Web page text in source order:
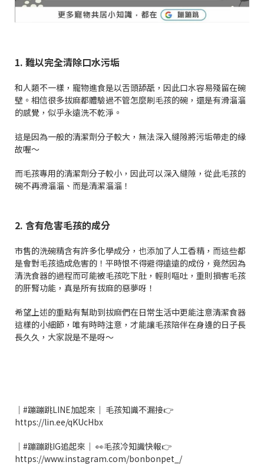
1. 難以完全清除口水污垢
和人類不一樣，寵物進食是以舌頭舔舐，因此口水容易殘留在碗
壁。相信很多拔麻都體驗過不管怎麼刷毛孩的碗，還是有滑溜溜
的感覺，似乎永遠洗不乾淨。
這是因為一般的清潔劑分子較大，無法深入縫隙將污垢帶走的緣
故喔～
而毛孩專用的清潔劑分子較小，因此可以深入縫隙，從此毛孩的
碗不再滑溜溜、而是清潔溜溜！
2. 含有危害毛孩的成分
市售的洗碗精含有許多化學成分，也添加了人工香精，而這些都
是會對毛孩造成危害的！平時恨不得避得遠遠的成份，竟然因為
清洗食器的過程而可能被毛孩吃下肚，輕則嘔吐，重則損害毛孩
的肝腎功能，真是所有拔麻的惡夢呀！
希望上述的重點有幫助到拔麻們在日常生活中更能注意清潔食器
這樣的小細節，唯有時時注意，才能讓毛孩陪伴在身邊的日子長
長久久，大家說是不是呀～
｜#蹦蹦跳LINE加起來｜ 毛孩知識不漏接👉
https://lin.ee/qKUcHbx
｜#蹦蹦跳IG追起來｜ 👀毛孩冷知識快報👉
https://www.instagram.com/bonbonpet_/